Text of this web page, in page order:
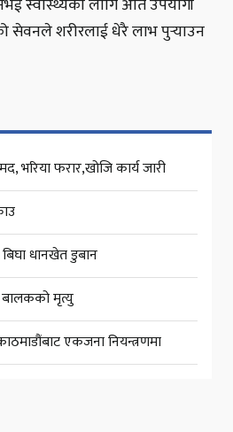
सेवनले शरीरलाई धेरै लाभ पुर्‍याउन
भरिया फरार,खोजि कार्य जारी
धानखेत डुबान
बालकको मृत्यु
एकजना नियन्त्रणमा